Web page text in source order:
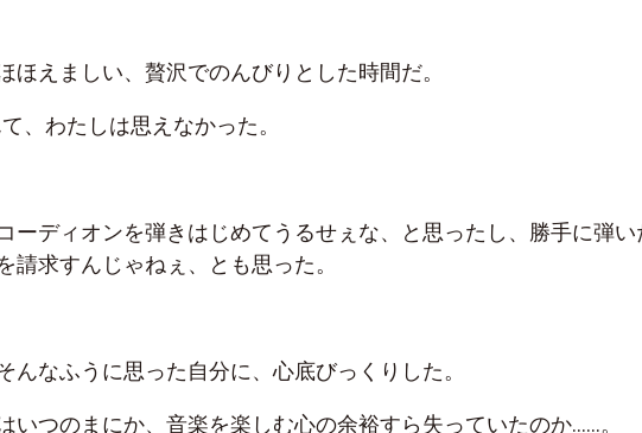
ほえましい、贅沢でのんびりとした時間だ。
、わたしは思えなかった。
ーディオンを弾きはじめてうるせぇな、と思ったし、勝手に弾い
請求すんじゃねぇ、とも思った。
んなふうに思った自分に、心底びっくりした。
いつのまにか、音楽を楽しむ心の余裕すら失っていたのか……。